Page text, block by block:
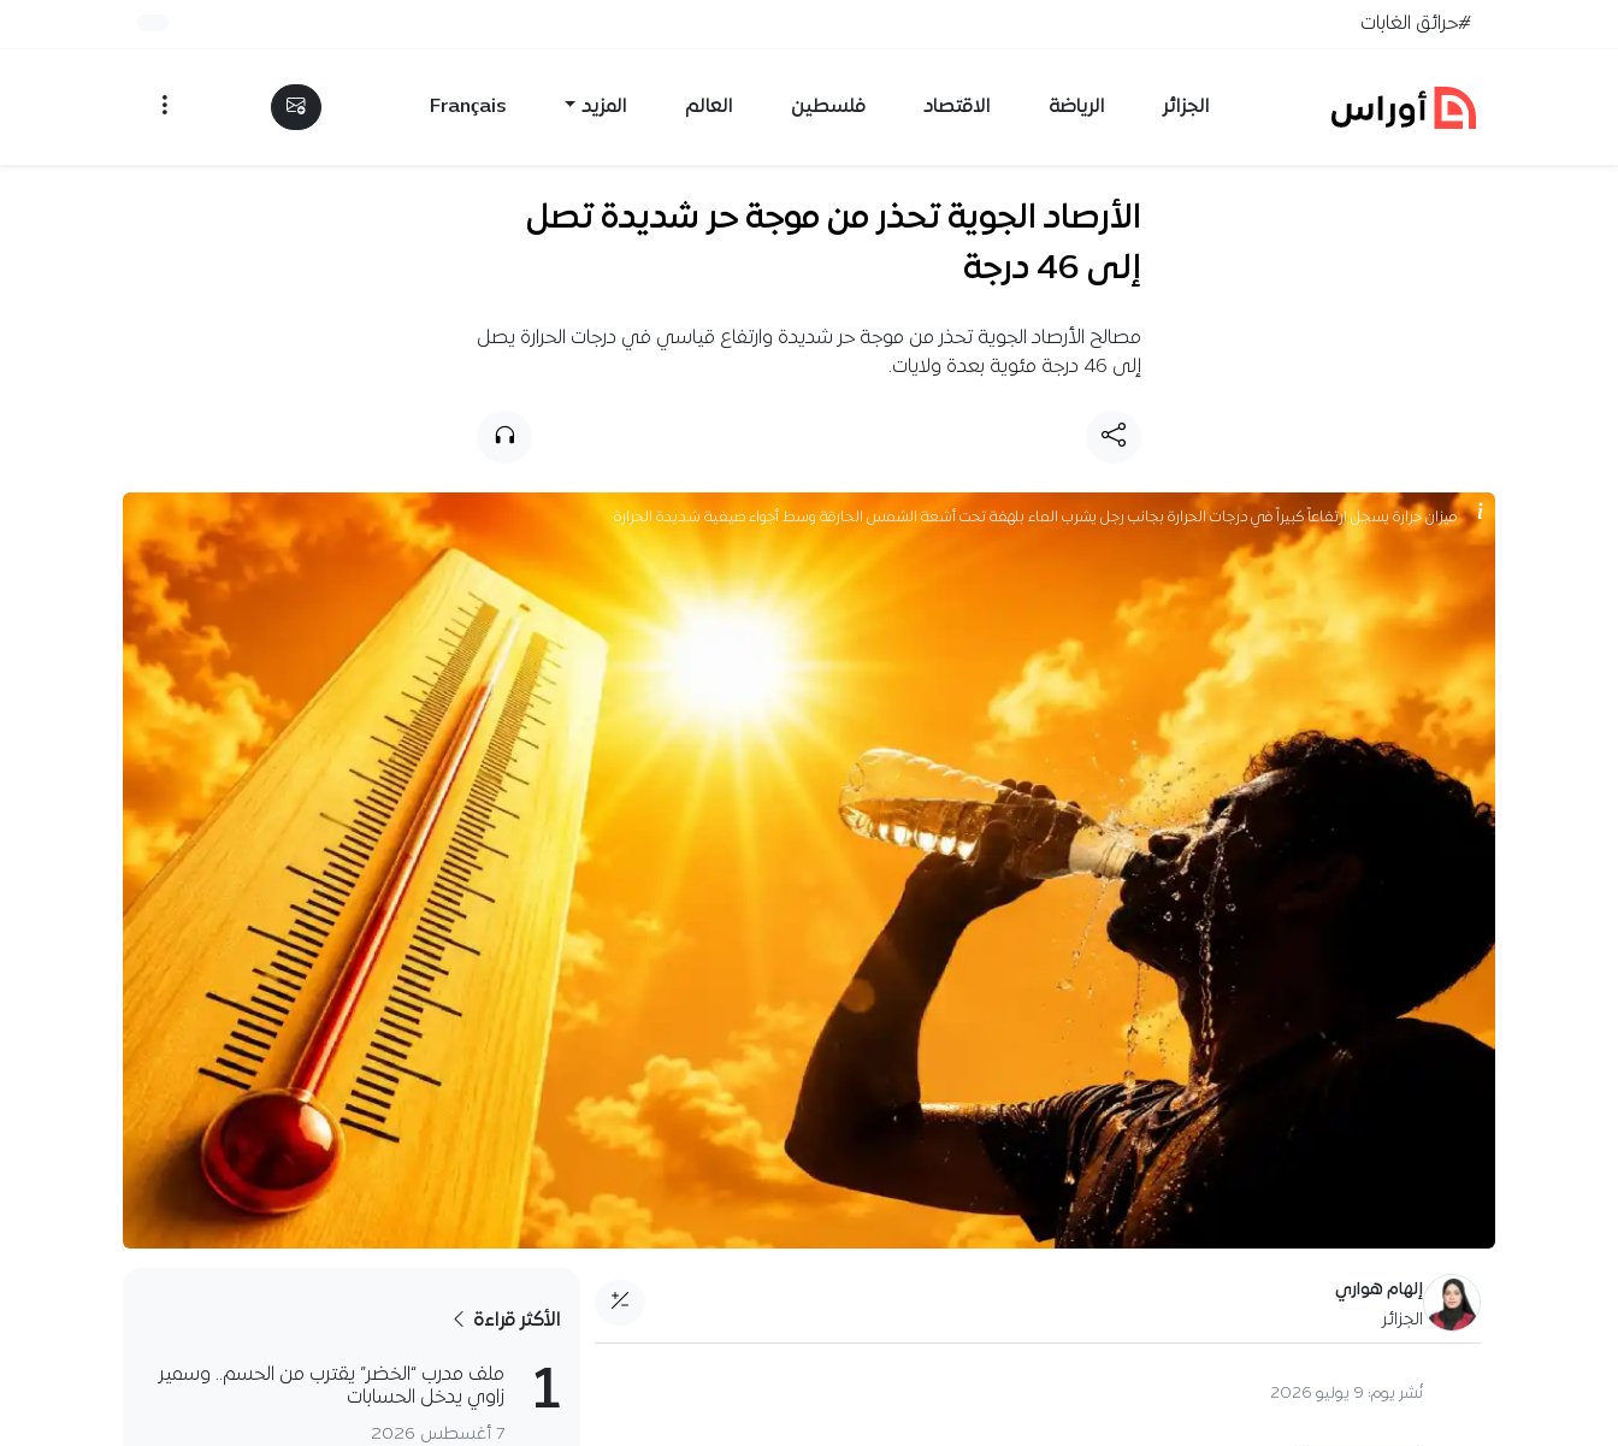
تخطي إلى المحتوى#حرائق الغابات
الجزائر الرياضة الاقتصاد فلسطين العالم المزيد Français
الأرصاد الجوية تحذر من موجة حر شديدة تصل
إلى 46 درجة
مصالح الأرصاد الجوية تحذر من موجة حر شديدة وارتفاع قياسي في درجات الحرارة يصل
إلى 46 درجة مئوية بعدة ولايات.
ميزان حرارة يسجل ارتفاعاً كبيراً في درجات الحرارة بجانب رجل يشرب الماء بلهفة تحت أشعة الشمس الحارقة وسط أجواء صيفية شديدة الحرارة
إلهام هواري
الجزائر
نُشر يوم: 9 يوليو 2026
الأكثر قراءة
1
ملف مدرب “الخضر” يقترب من الحسم.. وسمير
زاوي يدخل الحسابات
7 أغسطس 2026